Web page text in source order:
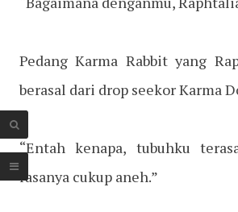
Pedang Karma Rabbit yang
berasal dari drop seekor Karma
“Entah kenapa, tubuhku
rasanya cukup aneh.”